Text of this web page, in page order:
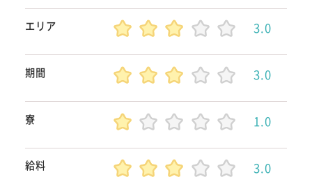
エリア 3.0
期間 3.0
寮 1.0
給料 3.0